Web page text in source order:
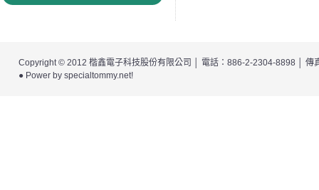
Copyright © 2012 楷鑫電子科技股份有限公司
│ 電話：886-2-2304-8898 │
● Power by specialtommy.net!